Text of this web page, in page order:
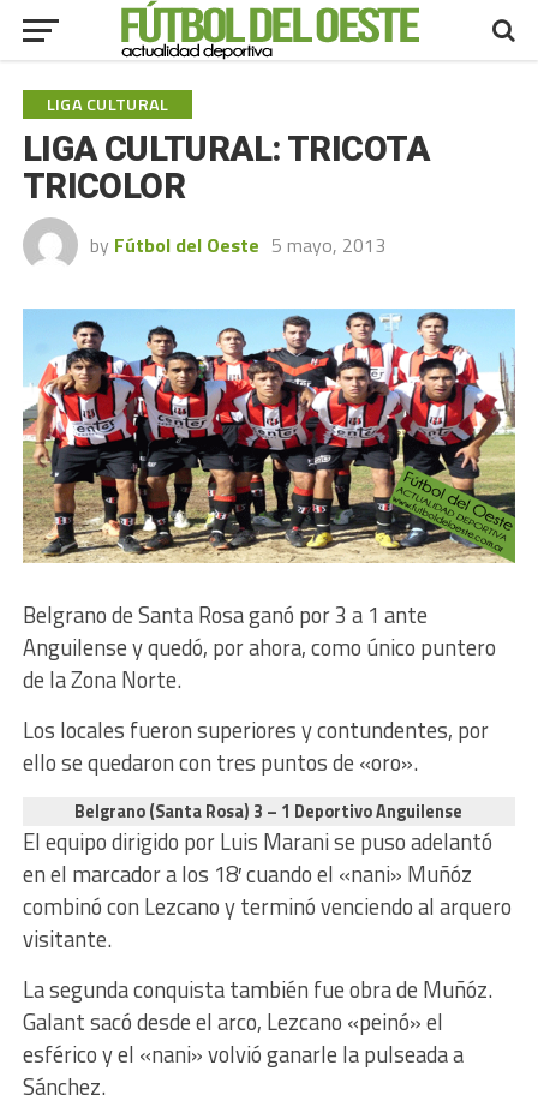
LIGA CULTURAL
LIGA CULTURAL: TRICOTA
TRICOLOR
by Fútbol del Oeste 5 mayo, 2013
Belgrano de Santa Rosa ganó por 3 a 1 ante
Anguilense y quedó, por ahora, como único puntero
de la Zona Norte.
Los locales fueron superiores y contundentes, por
ello se quedaron con tres puntos de «oro».
Belgrano (Santa Rosa) 3 – 1 Deportivo Anguilense
El equipo dirigido por Luis Marani se puso adelantó
en el marcador a los 18′ cuando el «nani» Muñóz
combinó con Lezcano y terminó venciendo al arquero
visitante.
La segunda conquista también fue obra de Muñóz.
Galant sacó desde el arco, Lezcano «peinó» el
esférico y el «nani» volvió ganarle la pulseada a
Sánchez.